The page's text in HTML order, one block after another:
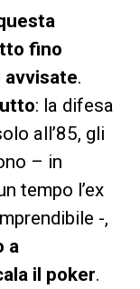
fino
avvisate.
: la difesa
all’85, gli
– in
tempo l’ex
-,
a
il poker.